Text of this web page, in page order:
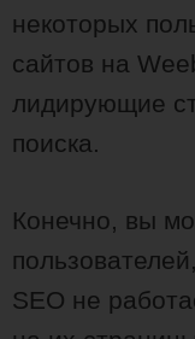
некоторых
сайтов на
лидирующие
поиска.
Конечно, вы
SEO не